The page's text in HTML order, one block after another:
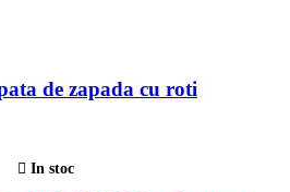
de zapada cu roti
In stoc